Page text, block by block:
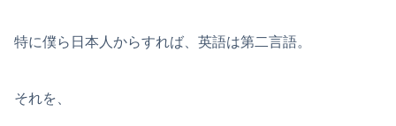
特に僕ら日本人からすれば、英語は第二言語。
それを、